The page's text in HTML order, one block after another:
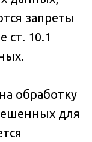
запреты
ст. 10.1
обработку
для